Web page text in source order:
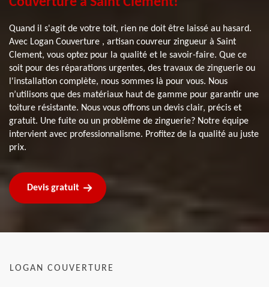
Quand il s'agit de votre toit, rien ne doit être laissé au hasard.
Avec Logan Couverture , artisan couvreur zingueur à Saint
Clement, vous optez pour la qualité et le savoir-faire. Que ce
soit pour des réparations urgentes, des travaux de zinguerie ou
l'installation complète, nous sommes là pour vous. Nous
n’utilisons que des matériaux haut de gamme pour garantir une
toiture résistante. Nous vous offrons un devis clair, précis et
gratuit. Une fuite ou un problème de zinguerie? Notre équipe
intervient avec professionnalisme. Profitez de la qualité au juste
prix.
Devis gratuit
LOGAN COUVERTURE